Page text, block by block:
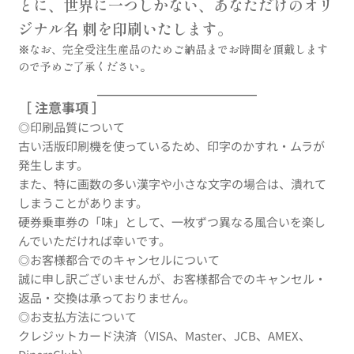
とに、世界に一つしかない、あなただけのオリ
ジナル名 刺を印刷いたします。
※なお、完全受注生産品のためご納品までお時間を頂戴します
ので予めご了承ください。
［ 注意事項 ］
◎印刷品質について
古い活版印刷機を使っているため、印字のかすれ・ムラが
発生します。
また、特に画数の多い漢字や小さな文字の場合は、潰れて
しまうことがあります。
硬券乗車券の「味」として、一枚ずつ異なる風合いを楽し
んでいただければ幸いです。
◎お客様都合でのキャンセルについて
誠に申し訳ございませんが、お客様都合でのキャンセル・
返品・交換は承っておりません。
◎お支払方法について
クレジットカード決済（VISA、Master、JCB、AMEX、